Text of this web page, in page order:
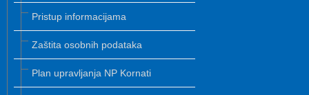
Pristup informacijama
Zaštita osobnih podataka
Plan upravljanja NP Kornati